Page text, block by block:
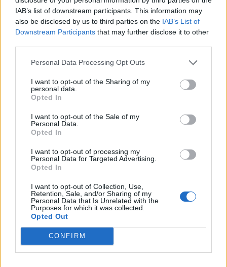
IAB’s list of downstream participants. This information may
also be disclosed by us to third parties on the IAB’s List of
Downstream Participants that may further disclose it to other
Personal Data Processing Opt Outs
I want to opt-out of the Sharing of my
personal data.
Opted In
I want to opt-out of the Sale of my
Personal Data.
Opted In
I want to opt-out of processing my
Personal Data for Targeted Advertising.
Opted In
I want to opt-out of Collection, Use,
Retention, Sale, and/or Sharing of my
Personal Data that Is Unrelated with the
Purposes for which it was collected.
Opted Out
CONFIRM
Vlada sprejela ukrepe za ublažitev
rasti cen naftnih derivatov
26. julij 2026
Opravljen obračun komunalnih storitev
za individualne hiše za prvo polletje
15. julij 2026
posameznik kazensko odgovoren za javno spodbujanje
sovraštva, nasilja ali nestrpnosti. Komentarji z žaljivimi,
rasističnimi, diskriminatornimi ali nezakonitimi vsebinami